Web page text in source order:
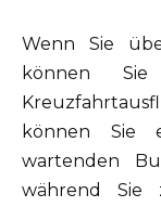
Wenn Sie
können
können Sie
wartenden
während Sie